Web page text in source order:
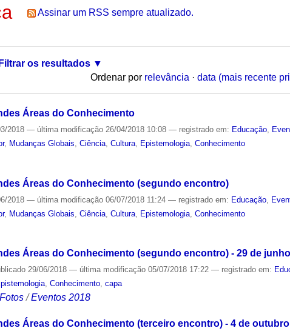
Assinar um RSS sempre atualizado.
Filtrar os resultados
Ordenar por relevância · data (mais recente
Áreas do Conhecimento
2018— última modificação 26/04/2018 10:08— registrado em: Educação
, Mudanças Globais ,Ciência ,Cultura Epistemologia ,Conhecimento
Áreas do Conhecimento (segundo encontro)
2018— última modificação 06/07/2018 11:24— registrado em: Educação
, Mudanças Globais ,Ciência ,Cultura Epistemologia ,Conhecimento
Áreas do Conhecimento (segundo encontro) - 29 de
29/06/2018— última modificação 05/07/2018 17:22— registrado em:
,Conhecimento,capa
Fotos /Eventos 2018
Áreas do Conhecimento (terceiro encontro) - 4 de outubro